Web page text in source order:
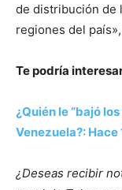
de distribución de
regiones del
Te podría
¿Quién le “bajó
Venezuela?:
¿Deseas recibir